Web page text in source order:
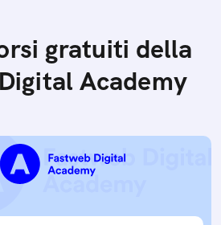
gratuiti della
Academy